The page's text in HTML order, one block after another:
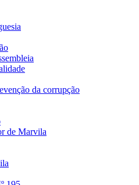
da corrupção
de Marvila